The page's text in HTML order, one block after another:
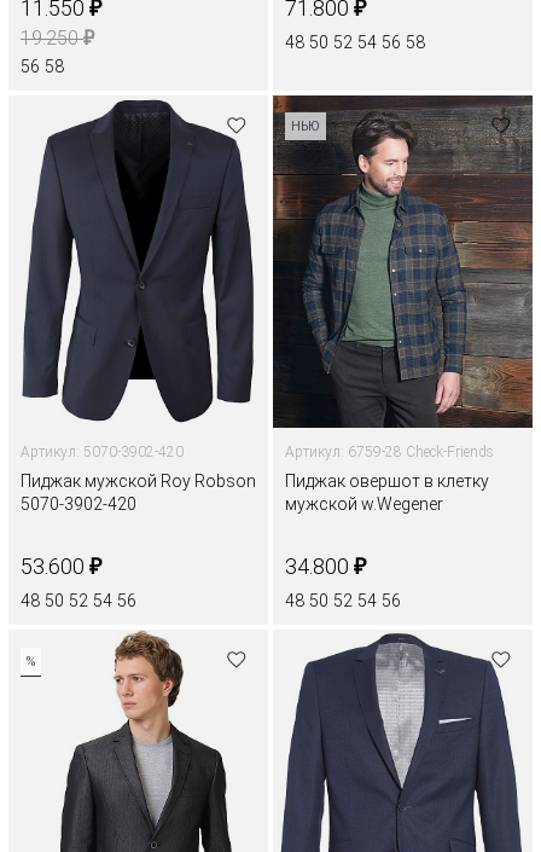
11.550 ₽
19.250₽
56 58
71.800 ₽
48 50 52 54 56 58
Артикул: 5070-3902-420
Пиджак мужской Roy Robson
5070-3902-420
53.600 ₽
48 50 52 54 56
НЬЮ
Артикул: 6759-28 Check-Friends
Пиджак овершот в клетку
мужской w.Wegener
34.800 ₽
48 50 52 54 56
%